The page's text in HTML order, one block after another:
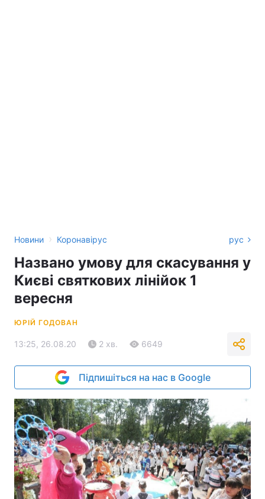
Новини › Коронавірус рус
Названо умову для скасування у
Києві святкових лінійок 1
вересня
ЮРІЙ ГОДОВАН
13:25, 26.08.20 2 хв. 6649
Підпишіться на нас в Google